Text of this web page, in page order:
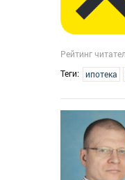
Рейтинг
Теги:
ипотека